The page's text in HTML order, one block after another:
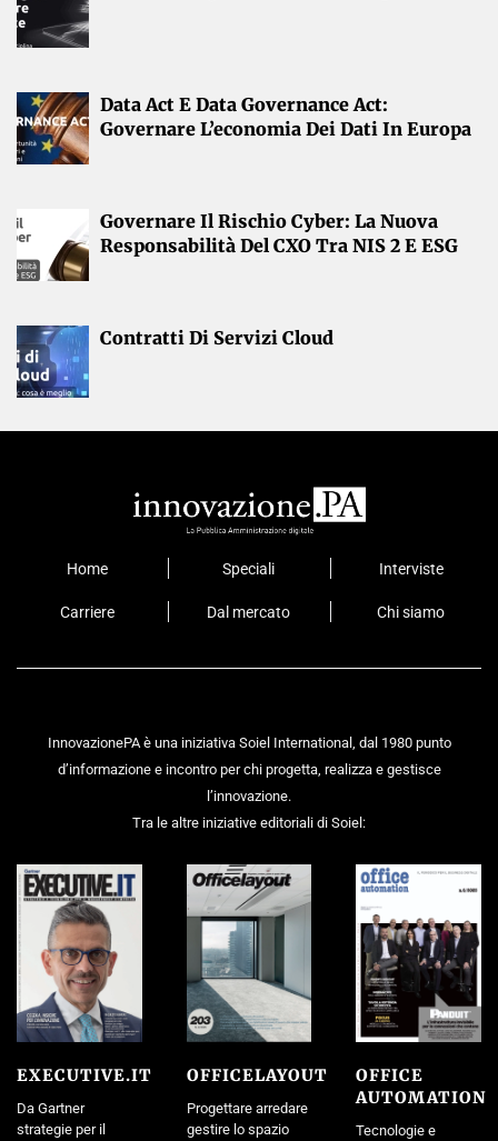
Data Act E Data Governance Act:
Governare L’economia Dei Dati In Europa
Governare Il Rischio Cyber: La Nuova
Responsabilità Del CXO Tra NIS 2 E ESG
Contratti Di Servizi Cloud
Home Speciali Interviste
Carriere Dal mercato Chi siamo
InnovazionePA è una iniziativa Soiel International, dal 1980 punto
d’informazione e incontro per chi progetta, realizza e gestisce
l’innovazione.
Tra le altre iniziative editoriali di Soiel:
EXECUTIVE.IT
Da Gartner
strategie per il
OFFICELAYOUT
Progettare arredare
gestire lo spazio
OFFICE
AUTOMATION
Tecnologie e